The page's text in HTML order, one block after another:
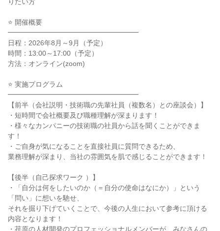
⭐ 開催概要
━━━━━━━━━━━━━━━━━━━
日程：2026年8月～9月（予定）
時間：13:00～17:00（予定）
方法：オンライン(zoom)
⭐ 実施プログラム
━━━━━━━━━━━━━━━━━━━
【前半（会社説明・技術職の先輩社員（複数名）との座談会）】
・短時間で会社概要及び職種理解が深まります！
・様々なカンパニーの技術職の社員から話を聞くことができま
す！
・ご自身が気になることを直接社員に質問できるため、
業務理解が深まり、当社の雰囲気を肌で感じることができます！
【後半（自己探求ワーク ）】
・「自分は何をしたいのか（＝自分の使命はなにか）」という
「問い」に想いを馳せ、
それを掘り下げていくことで、今後の人生において参考に頂ける
内容となります！
・荏原の人材開発のプロフェッショナルメンバーが、みなさんの